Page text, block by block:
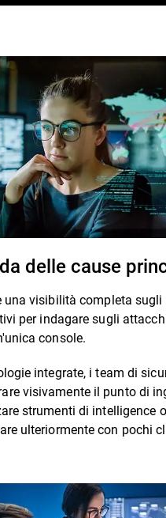
delle cause
una visibilità completa sugli
per indagare sugli
console.
integrate, i team di
visivamente il punto di
strumenti di intelligence
ulteriormente con pochi